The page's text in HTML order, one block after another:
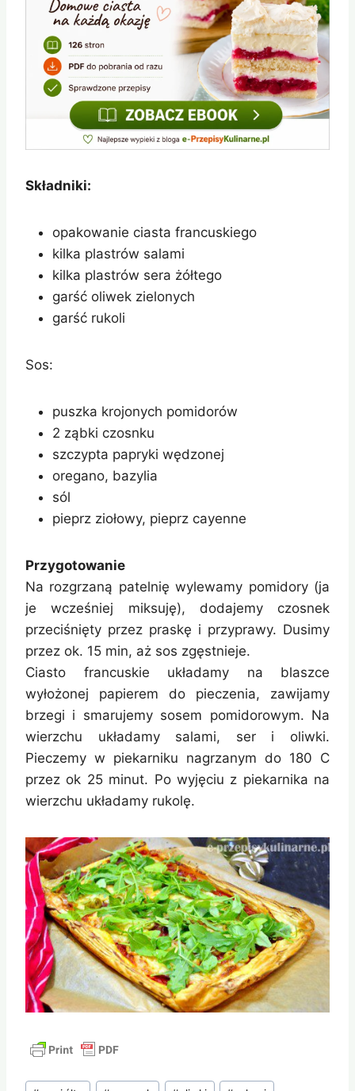
Składniki:
opakowanie ciasta francuskiego
kilka plastrów salami
kilka plastrów sera żółtego
garść oliwek zielonych
garść rukoli
Sos:
puszka krojonych pomidorów
2 ząbki czosnku
szczypta papryki wędzonej
oregano, bazylia
sól
pieprz ziołowy, pieprz cayenne
Przygotowanie
Na rozgrzaną patelnię wylewamy pomidory (ja
je wcześniej miksuję), dodajemy czosnek
przeciśnięty przez praskę i przyprawy. Dusimy
przez ok. 15 min, aż sos zgęstnieje.
Ciasto francuskie układamy na blaszce
wyłożonej papierem do pieczenia, zawijamy
brzegi i smarujemy sosem pomidorowym. Na
wierzchu układamy salami, ser i oliwki.
Pieczemy w piekarniku nagrzanym do 180 C
przez ok 25 minut. Po wyjęciu z piekarnika na
wierzchu układamy rukolę.
Tagi